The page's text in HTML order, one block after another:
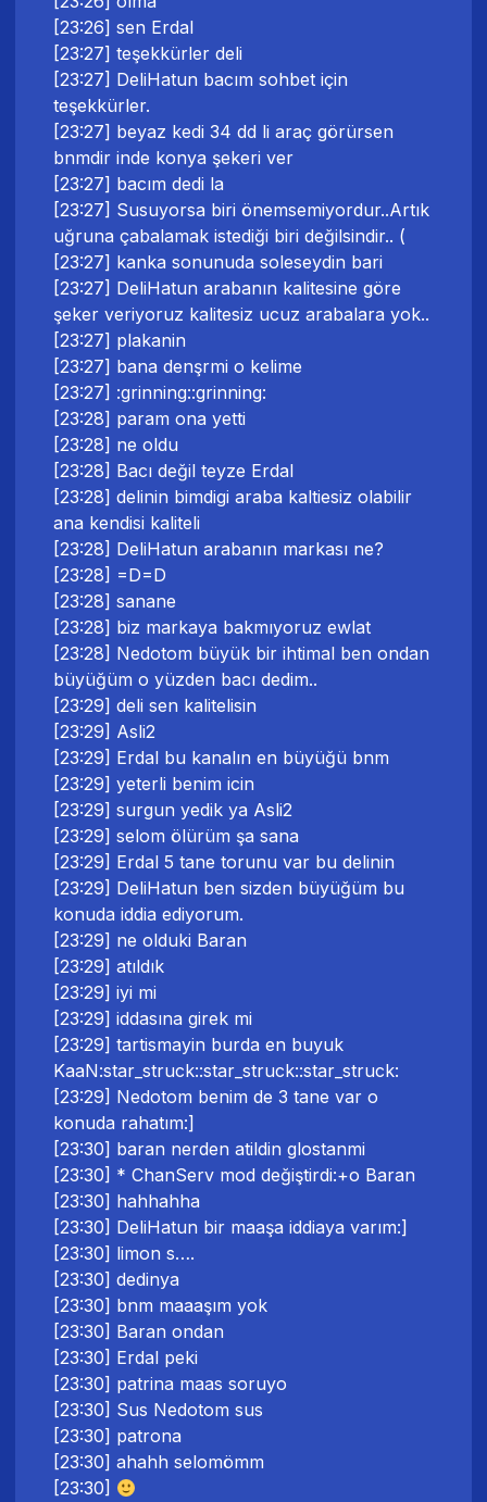
[23:26] sen Erdal
[23:27] teşekkürler deli
[23:27] DeliHatun bacım sohbet için
teşekkürler.
[23:27] beyaz kedi 34 dd li araç görürsen
bnmdir inde konya şekeri ver
[23:27] bacım dedi la
[23:27] Susuyorsa biri önemsemiyordur..Artık
uğruna çabalamak istediği biri değilsindir.. (
[23:27] kanka sonunuda soleseydin bari
[23:27] DeliHatun arabanın kalitesine göre
şeker veriyoruz kalitesiz ucuz arabalara yok..
[23:27] plakanin
[23:27] bana denşrmi o kelime
[23:27] :grinning::grinning:
[23:28] param ona yetti
[23:28] ne oldu
[23:28] Bacı değil teyze Erdal
[23:28] delinin bimdigi araba kaltiesiz olabilir
ana kendisi kaliteli
[23:28] DeliHatun arabanın markası ne?
[23:28] =D=D
[23:28] sanane
[23:28] biz markaya bakmıyoruz ewlat
[23:28] Nedotom büyük bir ihtimal ben ondan
büyüğüm o yüzden bacı dedim..
[23:29] deli sen kalitelisin
[23:29] Asli2
[23:29] Erdal bu kanalın en büyüğü bnm
[23:29] yeterli benim icin
[23:29] surgun yedik ya Asli2
[23:29] selom ölürüm şa sana
[23:29] Erdal 5 tane torunu var bu delinin
[23:29] DeliHatun ben sizden büyüğüm bu
konuda iddia ediyorum.
[23:29] ne olduki Baran
[23:29] atıldık
[23:29] iyi mi
[23:29] iddasına girek mi
[23:29] tartismayin burda en buyuk
KaaN:star_struck::star_struck::star_struck:
[23:29] Nedotom benim de 3 tane var o
konuda rahatım:]
[23:30] baran nerden atildin glostanmi
[23:30] * ChanServ mod değiştirdi:+o Baran
[23:30] hahhahha
[23:30] DeliHatun bir maaşa iddiaya varım:]
[23:30] limon s….
[23:30] dedinya
[23:30] bnm maaaşım yok
[23:30] Baran ondan
[23:30] Erdal peki
[23:30] patrina maas soruyo
[23:30] Sus Nedotom sus
[23:30] patrona
[23:30] ahahh selomömm
[23:30]